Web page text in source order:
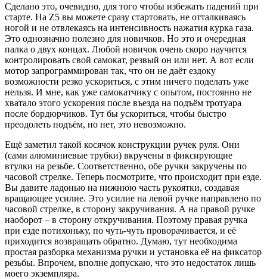
Сделано это, очевидно, для того чтобы избежать падений при
старте. На Z5 вы можете сразу стартовать, не отталкиваясь
ногой и не отвлекаясь на интенсивность нажатия курка газа.
Это однозначно полезно для новичков. Но это и очередная
палка о двух концах. Любой новичок очень скоро научится
контролировать свой самокат, резвый он или нет. А вот если
мотор запрограммирован так, что он не даёт ездоку
возможности резко ускориться, с этим ничего поделать уже
нельзя. И мне, как уже самокатчику с опытом, постоянно не
хватало этого ускорения после въезда на подъём тротуара
после бордюрчиков. Тут бы ускориться, чтобы быстро
преодолеть подъём, но нет, это невозможно.
Ещё заметил такой косячок конструкции ручек руля. Они
(сами алюминиевые трубки) вкручены в фиксирующие
втулки на резьбе. Соответственно, обе ручки закручены по
часовой стрелке. Теперь посмотрите, что происходит при езде.
Вы давите ладонью на нижнюю часть рукоятки, создавая
вращающее усилие. Это усилие на левой ручке направлено по
часовой стрелке, в сторону закручивания. А на правой ручке
наоборот – в сторону откручивания. Поэтому правая ручка
при езде потихоньку, по чуть-чуть проворачивается, и её
приходится возвращать обратно. Думаю, тут необходима
простая разборка механизма ручки и установка её на фиксатор
резьбы. Впрочем, вполне допускаю, что это недостаток лишь
моего экземпляра.